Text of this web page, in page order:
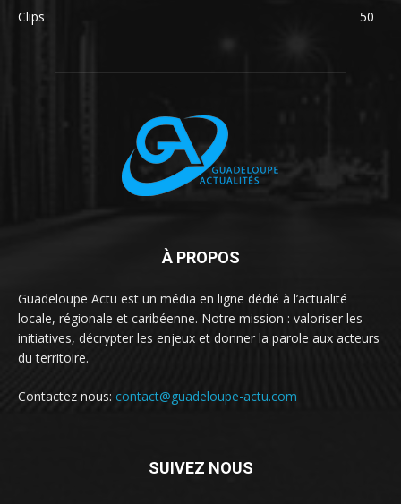
Clips
50
À PROPOS
Guadeloupe Actu est un média en ligne dédié à l’actualité
locale, régionale et caribéenne. Notre mission : valoriser les
initiatives, décrypter les enjeux et donner la parole aux acteurs
du territoire.
Contactez nous: contact@guadeloupe-actu.com
SUIVEZ NOUS